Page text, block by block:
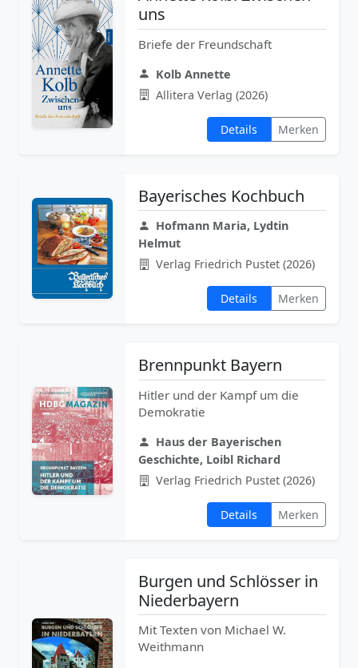
uns
Briefe der Freundschaft
Kolb Annette
Allitera Verlag (2026)
Details Merken
Bayerisches Kochbuch
Hofmann Maria, Lydtin
Helmut
Verlag Friedrich Pustet (2026)
Details Merken
Brennpunkt Bayern
Hitler und der Kampf um die
Demokratie
Haus der Bayerischen
Geschichte, Loibl Richard
Verlag Friedrich Pustet (2026)
Details Merken
Burgen und Schlösser in
Niederbayern
Mit Texten von Michael W.
Weithmann